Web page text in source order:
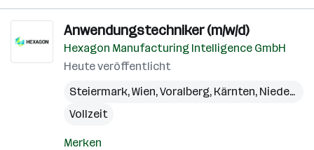
Anwendungstechniker (m/w/d)
Hexagon Manufacturing Intelligence GmbH
Heute veröffentlicht
Steiermark,Wien,Voralberg, Kärnten, Niederösterreich
Vollzeit
Merken